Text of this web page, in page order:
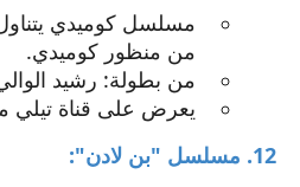
مسلسل كوميدي
من منظور كوميدي.
من بطولة: رشيد
يعرض على قناة تيلي
12. مسلسل "بن لادن":